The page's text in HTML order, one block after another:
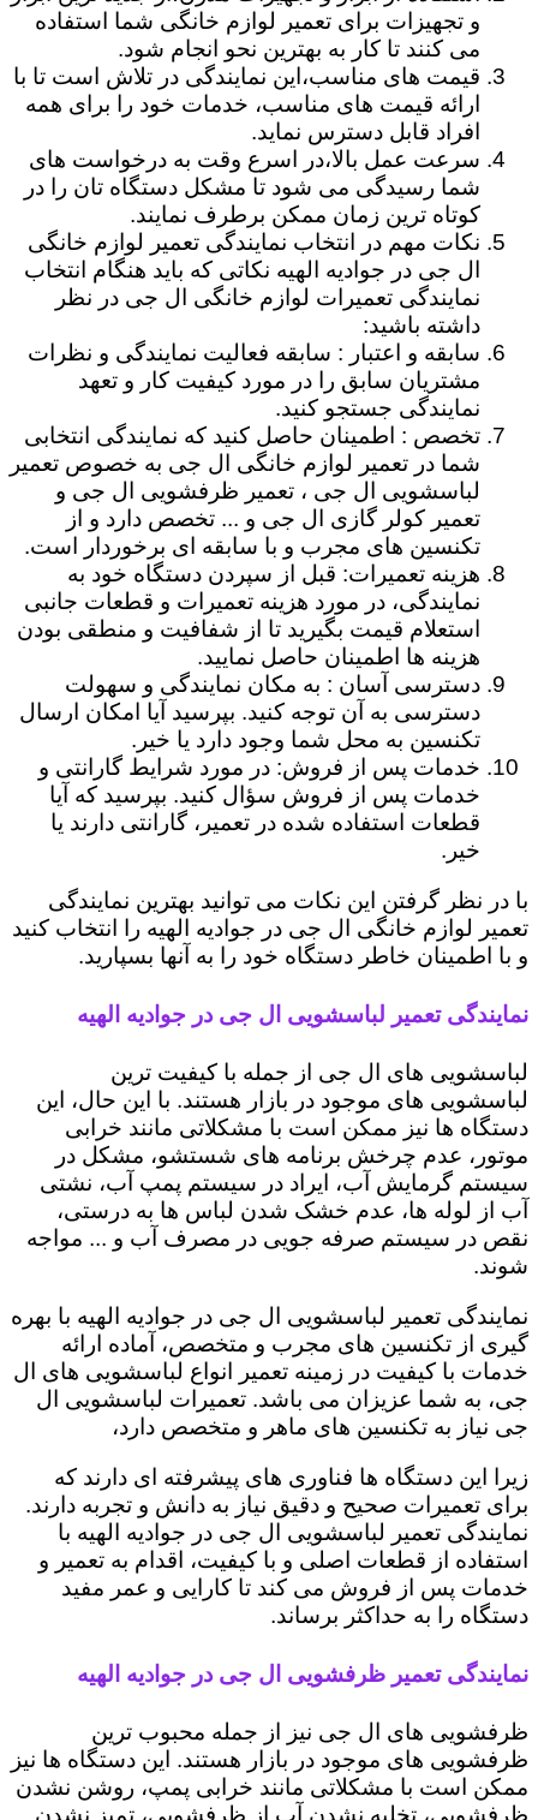
و تجهیزات برای تعمیر لوازم خانگی شما استفاده
می کنند تا کار به بهترین نحو انجام شود.
قیمت های مناسب،این نمایندگی در تلاش است تا با
ارائه قیمت های مناسب، خدمات خود را برای همه
افراد قابل دسترس نماید.
سرعت عمل بالا،در اسرع وقت به درخواست های
شما رسیدگی می شود تا مشکل دستگاه تان را در
کوتاه ترین زمان ممکن برطرف نمایند.
نکات مهم در انتخاب نمایندگی تعمیر لوازم خانگی
ال جی در جوادیه الهیه نکاتی که باید هنگام انتخاب
نمایندگی تعمیرات لوازم خانگی ال جی در نظر
داشته باشید:
سابقه و اعتبار : سابقه فعالیت نمایندگی و نظرات
مشتریان سابق را در مورد کیفیت کار و تعهد
نمایندگی جستجو کنید.
تخصص : اطمینان حاصل کنید که نمایندگی انتخابی
شما در تعمیر لوازم خانگی ال جی به خصوص تعمیر
لباسشویی ال جی ، تعمیر ظرفشویی ال جی و
تعمیر کولر گازی ال جی و ... تخصص دارد و از
تکنسین های مجرب و با سابقه ای برخوردار است.
هزینه تعمیرات: قبل از سپردن دستگاه خود به
نمایندگی، در مورد هزینه تعمیرات و قطعات جانبی
استعلام قیمت بگیرید تا از شفافیت و منطقی بودن
هزینه ها اطمینان حاصل نمایید.
دسترسی آسان : به مکان نمایندگی و سهولت
دسترسی به آن توجه کنید. بپرسید آیا امکان ارسال
تکنسین به محل شما وجود دارد یا خیر.
خدمات پس از فروش: در مورد شرایط گارانتی و
خدمات پس از فروش سؤال کنید. بپرسید که آیا
قطعات استفاده شده در تعمیر، گارانتی دارند یا
خیر.
با در نظر گرفتن این نکات می توانید بهترین نمایندگی
تعمیر لوازم خانگی ال جی در جوادیه الهیه را انتخاب کنید
و با اطمینان خاطر دستگاه خود را به آنها بسپارید.
نمایندگی تعمیر لباسشویی ال جی در جوادیه الهیه
لباسشویی های ال جی از جمله با کیفیت ترین
لباسشویی های موجود در بازار هستند. با این حال، این
دستگاه ها نیز ممکن است با مشکلاتی مانند خرابی
موتور، عدم چرخش برنامه های شستشو، مشکل در
سیستم گرمایش آب، ایراد در سیستم پمپ آب، نشتی
آب از لوله ها، عدم خشک شدن لباس ها به درستی،
نقص در سیستم صرفه جویی در مصرف آب و ... مواجه
شوند.
نمایندگی تعمیر لباسشویی ال جی در جوادیه الهیه با بهره
گیری از تکنسین های مجرب و متخصص، آماده ارائه
خدمات با کیفیت در زمینه تعمیر انواع لباسشویی های ال
جی، به شما عزیزان می باشد. تعمیرات لباسشویی ال
جی نیاز به تکنسین های ماهر و متخصص دارد،
زیرا این دستگاه ها فناوری های پیشرفته ای دارند که
برای تعمیرات صحیح و دقیق نیاز به دانش و تجربه دارند.
نمایندگی تعمیر لباسشویی ال جی در جوادیه الهیه با
استفاده از قطعات اصلی و با کیفیت، اقدام به تعمیر و
خدمات پس از فروش می کند تا کارایی و عمر مفید
دستگاه را به حداکثر برساند.
نمایندگی تعمیر ظرفشویی ال جی در جوادیه الهیه
ظرفشویی های ال جی نیز از جمله محبوب ترین
ظرفشویی های موجود در بازار هستند. این دستگاه ها نیز
ممکن است با مشکلاتی مانند خرابی پمپ، روشن نشدن